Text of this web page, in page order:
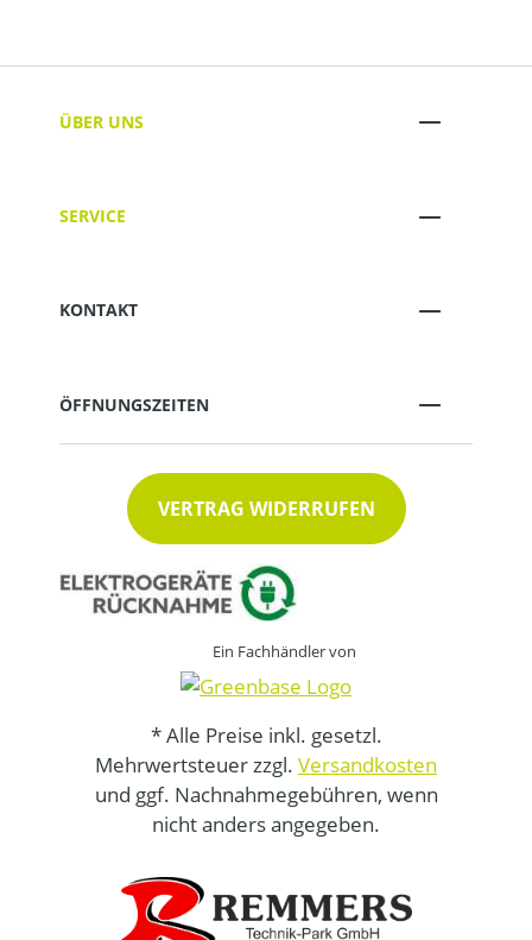
ÜBER UNS
SERVICE
KONTAKT
ÖFFNUNGSZEITEN
VERTRAG WIDERRUFEN
Ein Fachhändler von
* Alle Preise inkl. gesetzl.
Mehrwertsteuer zzgl. Versandkosten
und ggf. Nachnahmegebühren, wenn
nicht anders angegeben.